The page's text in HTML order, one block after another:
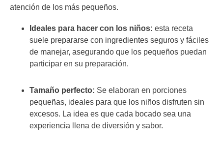
atención de los más pequeños.
Ideales para hacer con los niños: esta receta
suele prepararse con ingredientes seguros y fáciles
de manejar, asegurando que los pequeños puedan
participar en su preparación.
Tamaño perfecto: Se elaboran en porciones
pequeñas, ideales para que los niños disfruten sin
excesos. La idea es que cada bocado sea una
experiencia llena de diversión y sabor.